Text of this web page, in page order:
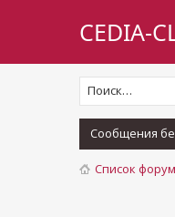
CEDIA-
Сообщения
Список